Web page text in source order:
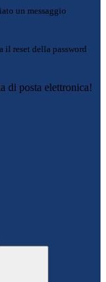
un messaggio
il reset della password
di posta elettronica!